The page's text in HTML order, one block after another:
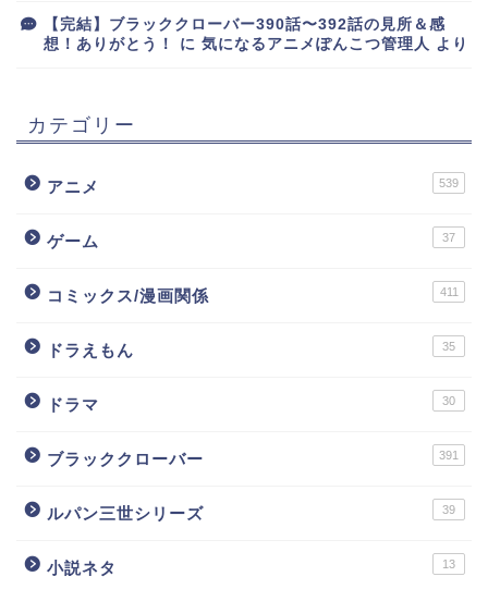
【完結】ブラッククローバー390話〜392話の見所＆感
想！ありがとう！
に 気になるアニメぽんこつ管理人 より
カテゴリー
アニメ 539
ゲーム 37
コミックス/漫画関係 411
ドラえもん 35
ドラマ 30
ブラッククローバー 391
ルパン三世シリーズ 39
小説ネタ 13